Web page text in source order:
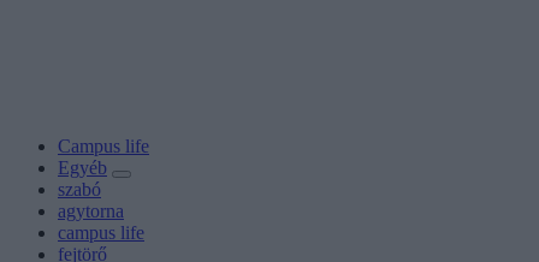
Campus life
Egyéb
szabó
agytorna
campus life
fejtörő